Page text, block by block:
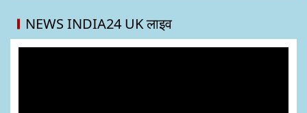
NEWS INDIA24 UK लाइव